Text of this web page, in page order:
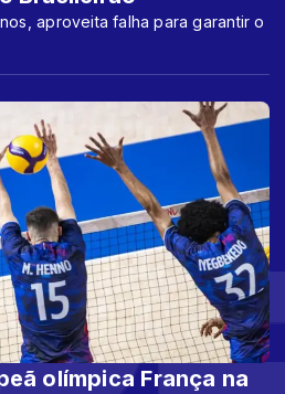
aproveita falha para garantir o
olímpica França na